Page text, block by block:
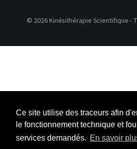
Ce site utilise des traceurs afin
le fonctionnement technique et
services demandés. En savoir
© 2026 Kinésithérapie Scientifique -